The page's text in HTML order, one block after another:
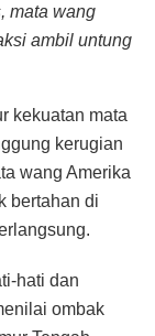
mata wang
ambil untung
kekuatan mata
kerugian
wang Amerika
bertahan di
hati dan
ombak